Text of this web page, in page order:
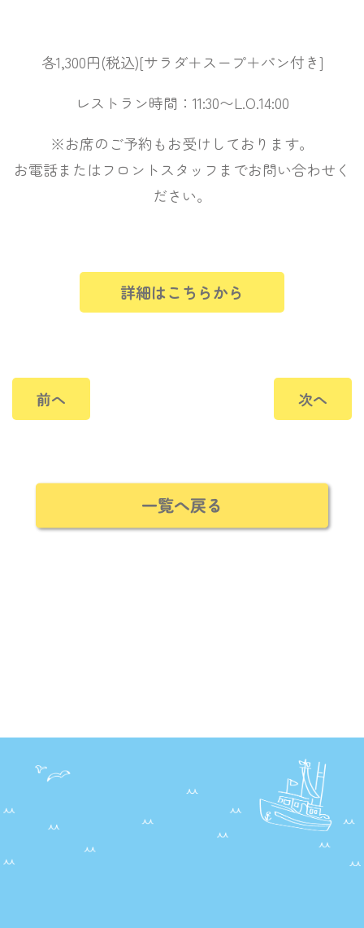
各1,300円(税込)[サラダ＋スープ＋パン付き]
レストラン時間：11:30〜L.O.14:00
※お席のご予約もお受けしております。
お電話またはフロントスタッフまでお問い合わせく
ださい。
詳細はこちらから
前へ 次へ